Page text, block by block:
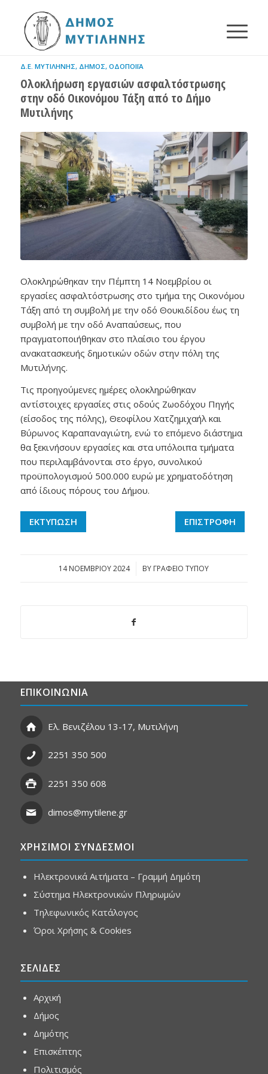
Δ.Ε. ΜΥΤΙΛΉΝΗΣ, ΔΉΜΟΣ, ΟΔΟΠΟΙΪ́Α
Ολοκλήρωση εργασιών ασφαλτόστρωσης
στην οδό Οικονόμου Τάξη από το Δήμο
Μυτιλήνης
Ολοκληρώθηκαν την Πέμπτη 14 Νοεμβρίου οι
εργασίες ασφαλτόστρωσης στο τμήμα της Οικονόμου
Τάξη από τη συμβολή με την οδό Θουκιδίδου έως τη
συμβολή με την οδό Αναπαύσεως, που
πραγματοποιήθηκαν στο πλαίσιο του έργου
ανακατασκευής δημοτικών οδών στην πόλη της
Μυτιλήνης.
Τις προηγούμενες ημέρες ολοκληρώθηκαν
αντίστοιχες εργασίες στις οδούς Ζωοδόχου Πηγής
(είσοδος της πόλης), Θεοφίλου Χατζημιχαήλ και
Βύρωνος Καραπαναγιώτη, ενώ το επόμενο διάστημα
θα ξεκινήσουν εργασίες και στα υπόλοιπα τμήματα
που περιλαμβάνονται στο έργο, συνολικού
προϋπολογισμού 500.000 ευρώ με χρηματοδότηση
από ίδιους πόρους του Δήμου.
ΕΚΤΥΠΩΣΗ ΕΠΙΣΤΡΟΦΗ
14 ΝΟΕΜΒΡΊΟΥ 2024
/ BY ΓΡΑΦΕΙΟ ΤΥΠΟΥ
ΕΠΙΚΟΙΝΩΝΙΑ
Ελ. Βενιζέλου 13-17, Μυτιλήνη
2251 350 500
2251 350 608
dimos@mytilene.gr
ΧΡΗΣΙΜΟΙ ΣΥΝΔΕΣΜΟΙ
Ηλεκτρονικά Αιτήματα – Γραμμή Δημότη
Σύστημα Ηλεκτρονικών Πληρωμών
Τηλεφωνικός Κατάλογος
Όροι Χρήσης & Cookies
ΣΕΛΙΔΕΣ
Αρχική
Δήμος
Δημότης
Επισκέπτης
Πολιτισμός